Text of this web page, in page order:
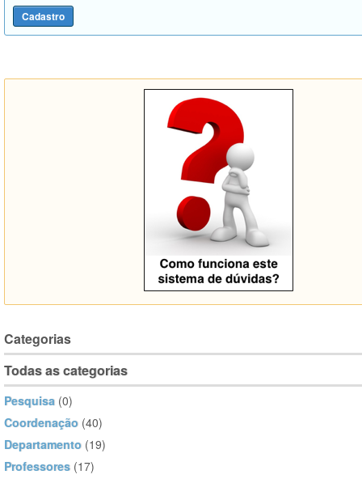
Categorias
Todas as categorias
Pesquisa (0)
Coordenação (40)
Departamento (19)
Professores (17)